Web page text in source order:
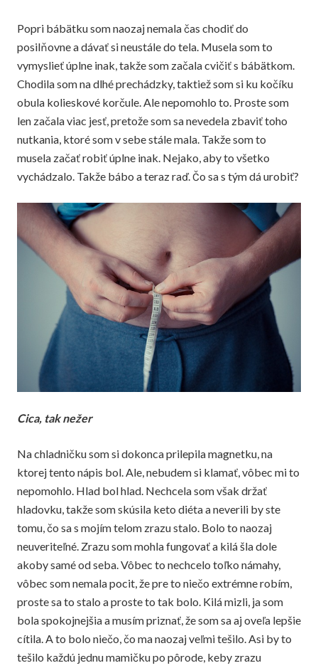
Popri bábätku som naozaj nemala čas chodiť do
posilňovne a dávať si neustále do tela. Musela som to
vymyslieť úplne inak, takže som začala cvičiť s bábätkom.
Chodila som na dlhé prechádzky, taktiež som si ku kočíku
obula kolieskové korčule. Ale nepomohlo to. Proste som
len začala viac jesť, pretože som sa nevedela zbaviť toho
nutkania, ktoré som v sebe stále mala. Takže som to
musela začať robiť úplne inak. Nejako, aby to všetko
vychádzalo. Takže bábo a teraz raď. Čo sa s tým dá urobiť?
Cica, tak nežer
Na chladničku som si dokonca prilepila magnetku, na
ktorej tento nápis bol. Ale, nebudem si klamať, vôbec mi to
nepomohlo. Hlad bol hlad. Nechcela som však držať
hladovku, takže som skúsila keto diétaa neverili by ste
tomu, čo sa s mojím telom zrazu stalo. Bolo to naozaj
neuveriteľné. Zrazu som mohla fungovať a kilá šla dole
akoby samé od seba. Vôbec to nechcelo toľko námahy,
vôbec som nemala pocit, že pre to niečo extrémne robím,
proste sa to stalo a proste to tak bolo. Kilá mizli, ja som
bola spokojnejšia a musím priznať, že som sa aj oveľa lepšie
cítila. A to bolo niečo, čo ma naozaj veľmi tešilo. Asi by to
tešilo každú jednu mamičku po pôrode, keby zrazu